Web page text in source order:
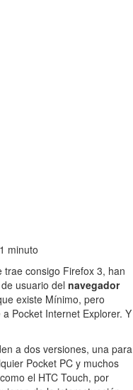
1 minuto
consigo Firefox 3, han
usuario del navegador
existe Mínimo, pero
Pocket Internet Explorer. Y
a dos versiones, una para
Pocket PC y muchos
el HTC Touch, por